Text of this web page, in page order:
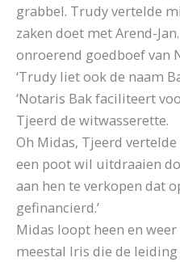
grabbel. Trudy vertelde
zaken doet met Arend-
onroerend goedboef van
‘Trudy liet ook de naam
‘Notaris Bak faciliteert
Tjeerd de witwasserette.
Oh Midas, Tjeerd
een poot wil uitdraaien
aan hen te verkopen dat
gefinancierd.’
Midas loopt heen en
meestal Iris die de